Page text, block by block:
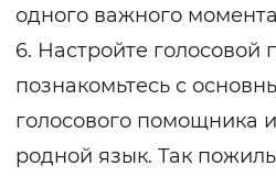
одного важного
6. Настройте голосовой
познакомьтесь с
голосового помощника
родной язык. Так